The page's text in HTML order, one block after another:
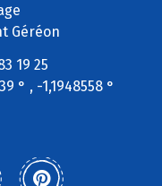
Géréon
19 25
° , -1,1948558 °